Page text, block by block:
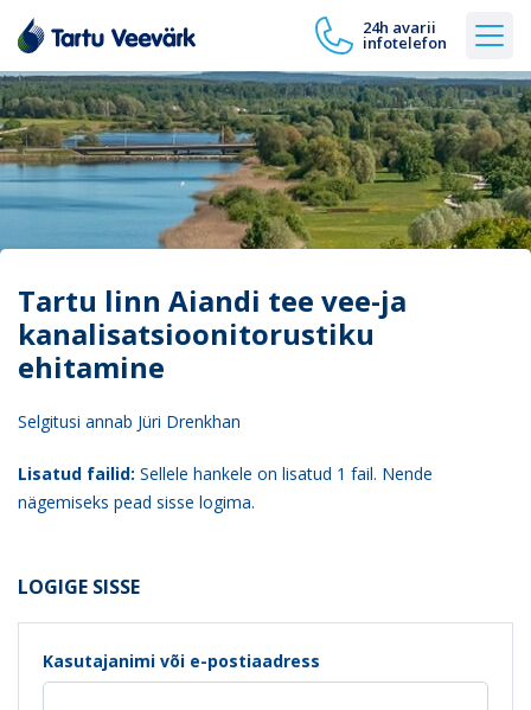
24h avarii
infotelefon
Tartu linn Aiandi tee vee-ja
kanalisatsioonitorustiku
ehitamine
Selgitusi annab Jüri Drenkhan
Lisatud failid: Sellele hankele on lisatud 1 fail. Nende
nägemiseks pead sisse logima.
LOGIGE SISSE
Kasutajanimi või e-postiaadress